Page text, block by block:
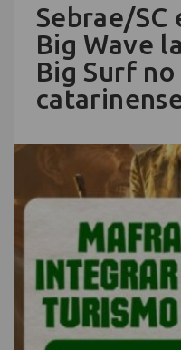
Sebrae/
Big Wave
Big Surf no